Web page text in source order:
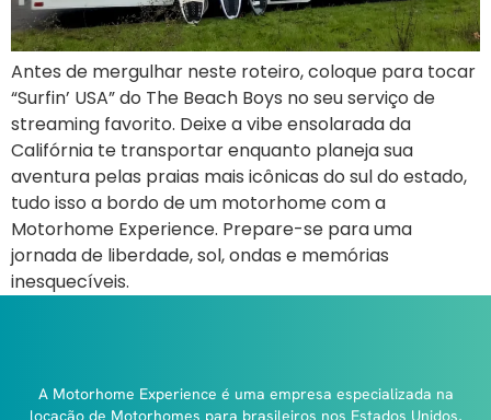
Antes de mergulhar neste roteiro, coloque para tocar
“Surfin’ USA” do The Beach Boys no seu serviço de
streaming favorito. Deixe a vibe ensolarada da
Califórnia te transportar enquanto planeja sua
aventura pelas praias mais icônicas do sul do estado,
tudo isso a bordo de um motorhome com a
Motorhome Experience. Prepare-se para uma
jornada de liberdade, sol, ondas e memórias
inesquecíveis.
A Motorhome Experience é uma empresa especializada na
locação de Motorhomes para brasileiros nos Estados Unidos,